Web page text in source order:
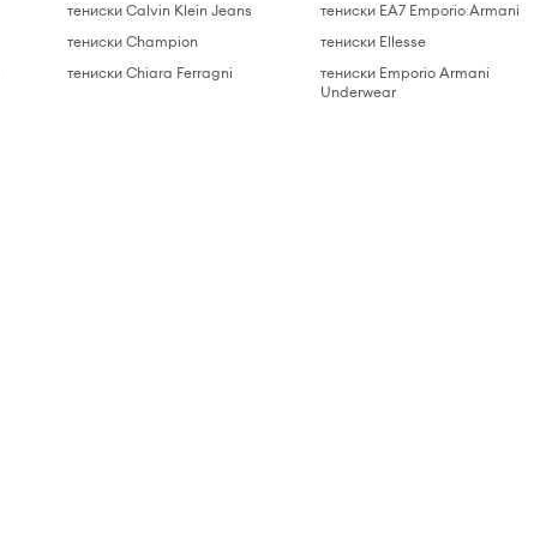
тениски Calvin Klein Jeans
тениски Champion
тениски Chiara Ferragni
тениски EA7 Emporio Armani
тениски Ellesse
тениски Emporio Armani
Underwear